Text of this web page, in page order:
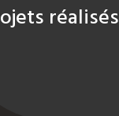
réalisés